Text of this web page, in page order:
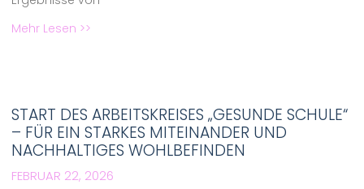
Mehr Lesen >>
START DES ARBEITSKREISES „GESUNDE SCHULE“
– FÜR EIN STARKES MITEINANDER UND
NACHHALTIGES WOHLBEFINDEN
FEBRUAR 22, 2026